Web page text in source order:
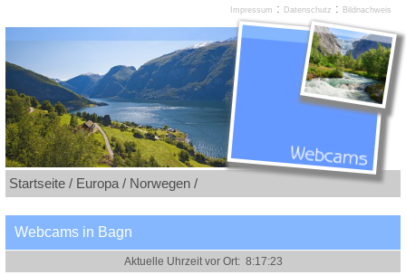
Startseite / Europa / Norwegen /
Webcams in Bagn
Impressum : Datenschutz : Bildnachweis